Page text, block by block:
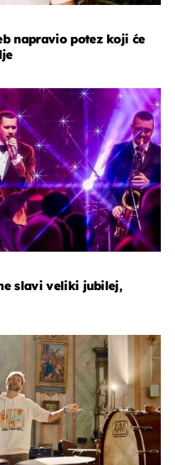
napravio potez koji će
slavi veliki jubilej,